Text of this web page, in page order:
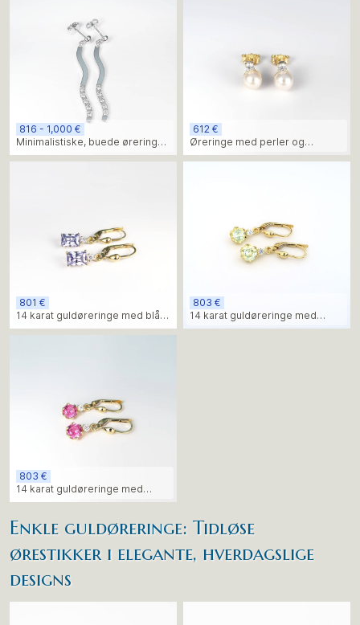
816 - 1,000 €
Minimalistiske, buede øreringe
med diamanter
612 €
Øreringe med perler og
diamanter i 14 karat guld –
801 €
14 karat guldøreringe med blå
akvamarinsten
803 €
14 karat guldøreringe med
lysegrøn krysolit
803 €
14 karat guldøreringe med
rosen ametyststen
Enkle guldøreringe: Tidløse
ørestikker i elegante, hverdagslige
designs